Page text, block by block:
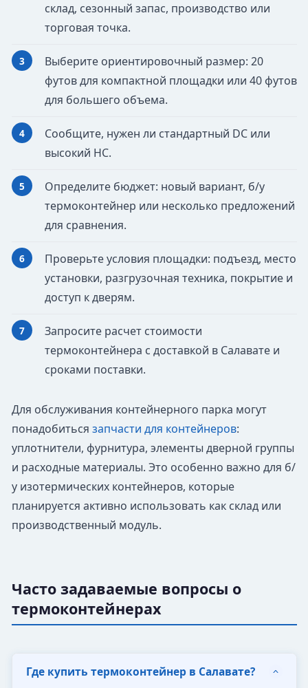
склад, сезонный запас, производство или
торговая точка.
Выберите ориентировочный размер: 20
футов для компактной площадки или 40 футов
для большего объема.
Сообщите, нужен ли стандартный DC или
высокий HC.
Определите бюджет: новый вариант, б/у
термоконтейнер или несколько предложений
для сравнения.
Проверьте условия площадки: подъезд, место
установки, разгрузочная техника, покрытие и
доступ к дверям.
Запросите расчет стоимости
термоконтейнера с доставкой в Салавате и
сроками поставки.
Для обслуживания контейнерного парка могут
понадобиться запчасти для контейнеров:
уплотнители, фурнитура, элементы дверной группы
и расходные материалы. Это особенно важно для б/
у изотермических контейнеров, которые
планируется активно использовать как склад или
производственный модуль.
Часто задаваемые вопросы о
термоконтейнерах
Где купить термоконтейнер в Салавате?